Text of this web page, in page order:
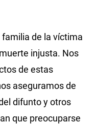
de la víctima
injusta. Nos
de estas
aseguramos de
difunto y otros
que preocuparse